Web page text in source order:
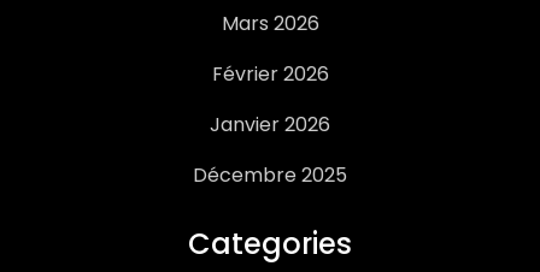
Mars 2026
Février 2026
Janvier 2026
Décembre 2025
Categories